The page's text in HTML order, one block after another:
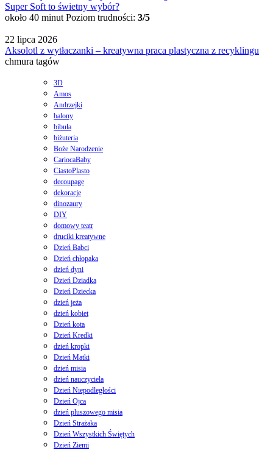
Super Soft to świetny wybór?
około 40 minut Poziom trudności: 3/5
22 lipca 2026
Aksolotl z wytłaczanki – kreatywna praca plastyczna z recyklingu
chmura tagów
3D
Amos
Andrzejki
balony
bibuła
biżuteria
Boże Narodzenie
CariocaBaby
CiastoPlasto
decoupage
dekoracje
dinozaury
DIY
domowy teatr
druciki kreatywne
Dzień Babci
Dzień chłopaka
dzień dyni
Dzień Dziadka
Dzień Dziecka
dzień jeża
dzień kobiet
Dzień kota
Dzień Kredki
dzień kropki
Dzień Matki
dzień misia
dzień nauczyciela
Dzień Niepodległości
Dzień Ojca
dzień pluszowego misia
Dzień Strażaka
Dzień Wszystkich Świętych
Dzień Ziemi